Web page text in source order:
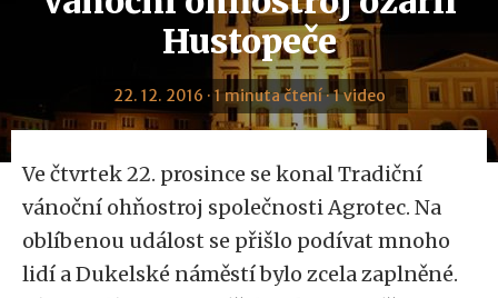
Hustopeče
22. 12. 2016 · 1 minuta čtení · 1 video
Ve čtvrtek 22. prosince se konal Tradiční
vánoční ohňostroj společnosti Agrotec. Na
oblíbenou událost se přišlo podívat mnoho
lidí a Dukelské náměstí bylo zcela zaplněné.